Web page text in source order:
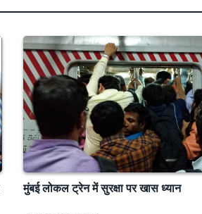
मुंबई लोकल ट्रेन में सुरक्षा पर खास ध्यान